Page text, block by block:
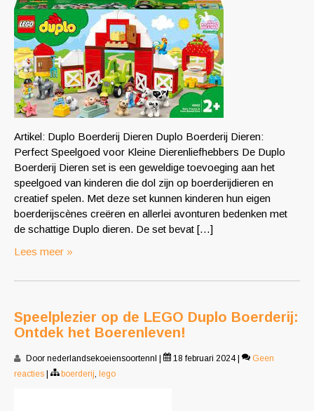
Artikel: Duplo Boerderij Dieren Duplo Boerderij Dieren:
Perfect Speelgoed voor Kleine Dierenliefhebbers De Duplo
Boerderij Dieren set is een geweldige toevoeging aan het
speelgoed van kinderen die dol zijn op boerderijdieren en
creatief spelen. Met deze set kunnen kinderen hun eigen
boerderijscènes creëren en allerlei avonturen bedenken met
de schattige Duplo dieren. De set bevat […]
Lees meer »
Speelplezier op de LEGO Duplo Boerderij:
Ontdek het Boerenleven!
Door nederlandsekoeiensoortennl 18 februari 2024
Geen
reacties
boerderij, lego